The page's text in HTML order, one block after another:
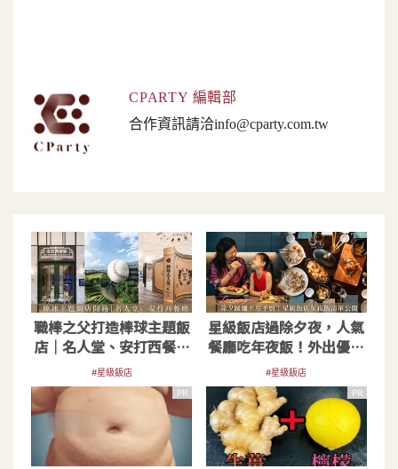
CPARTY 編輯部
合作資訊請洽info@cparty.com.tw
職棒之父打造棒球主題飯
店｜名人堂、安打西餐廳
開箱
#星級飯店
星級飯店過除夕夜，人氣
餐廳吃年夜飯！外出優雅
用餐即刻預約
#星級飯店
PR
PR